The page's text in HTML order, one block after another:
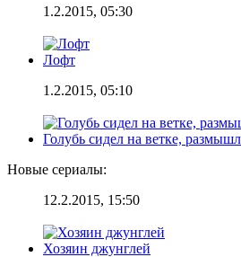
1.2.2015, 05:30
Лофт
1.2.2015, 05:10
Голубь сидел на ветке,
Новые сериалы:
12.2.2015, 15:50
Хозяин джунглей